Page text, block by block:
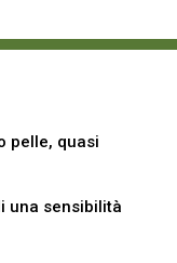
pelle, quasi
una sensibilità